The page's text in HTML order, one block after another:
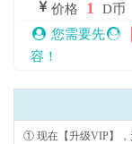
价格 1
D币
您需要先
容！
① 现在【升级VIP】，